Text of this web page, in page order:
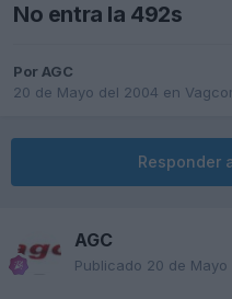
No entra la 492s
PorAGC
20 de Mayo del 2004 en
Responder
AGC
Publicado 20 de Mayo